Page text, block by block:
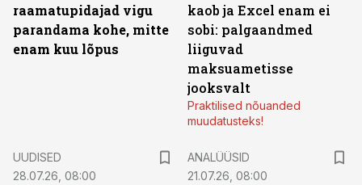
raamatupidajad vigu
parandama kohe, mitte
enam kuu lõpus
kaob ja Excel enam ei
sobi: palgaandmed
liiguvad
maksuametisse
jooksvalt
Praktilised nõuanded
muudatusteks!
UUDISED
28.07.26, 08:00
ANALÜÜSID
21.07.26, 08:00